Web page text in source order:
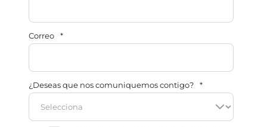
Correo *
¿Deseas que nos comuniquemos contigo? *